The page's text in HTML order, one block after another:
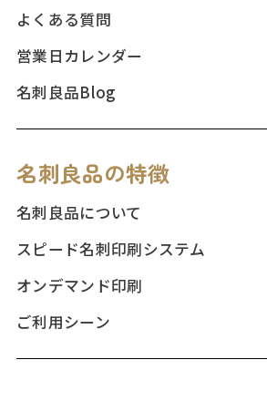
よくある質問
営業日カレンダー
名刺良品Blog
名刺良品の特徴
名刺良品について
スピード名刺印刷システム
オンデマンド印刷
ご利用シーン